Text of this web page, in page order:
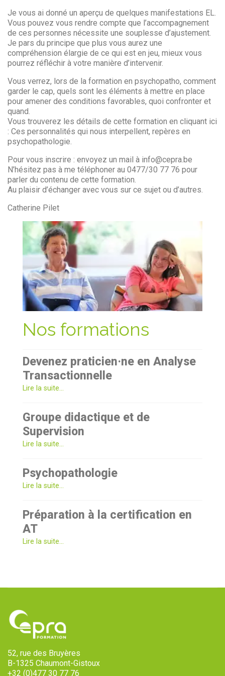
Je vous ai donné un aperçu de quelques manifestations EL.
Vous pouvez vous rendre compte que l’accompagnement
de ces personnes nécessite une souplesse d’ajustement.
Je pars du principe que plus vous aurez une
compréhension élargie de ce qui est en jeu, mieux vous
pourrez réfléchir à votre manière d’intervenir.
Vous verrez, lors de la formation en psychopatho, comment
garder le cap, quels sont les éléments à mettre en place
pour amener des conditions favorables, quoi confronter et
quand.
Vous trouverez les détails de cette formation en cliquant ici
: Ces personnalités qui nous interpellent, repères en
psychopathologie.
Pour vous inscrire : envoyez un mail à info@cepra.be
N’hésitez pas à me téléphoner au 0477/30 77 76 pour
parler du contenu de cette formation.
Au plaisir d’échanger avec vous sur ce sujet ou d’autres.
Catherine Pilet
Nos formations
Devenez praticien·ne en Analyse
Transactionnelle
Lire la suite...
Groupe didactique et de
Supervision
Lire la suite...
Psychopathologie
Lire la suite...
Préparation à la certification en
AT
Lire la suite...
52, rue des Bruyères
B-1325 Chaumont-Gistoux
+32 (0)477 30 77 76